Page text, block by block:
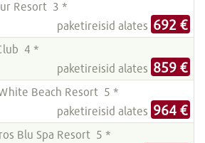
Resort 3 *
paketireisid alates 692 €
4 *
paketireisid alates 859 €
Beach Resort 5 *
paketireisid alates 964 €
Blu Spa Resort 5 *